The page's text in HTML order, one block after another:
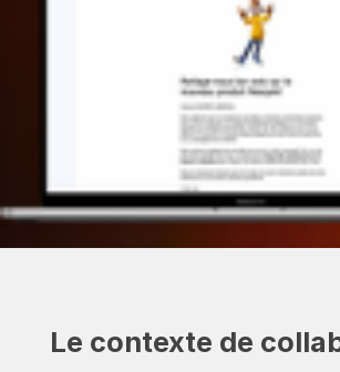
Le contexte de